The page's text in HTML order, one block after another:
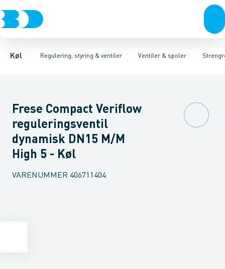
Køl Regulering, styring & ventiler
KompressorerKondenseringsaggregaterFordampere
Ventiler & spoler
Pressostater & termostaterSensorer & transmitterer
Magnetventiler til vandMagnetventiler til kølemiddel
Frese Compact Veriflow
reguleringsventil
dynamisk DN15 M/M
High 5 - Køl
VARENUMMER 406711404